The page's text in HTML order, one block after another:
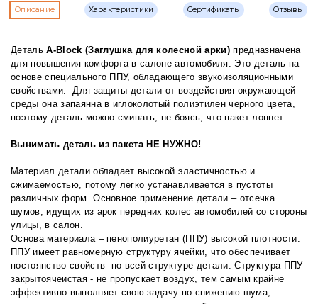
Описание Характеристики Сертификаты Отзывы
ДетальА-Block (Заглушка для колесной арки)предназначена
для повышения комфорта в салоне автомобиля. Это деталь на
основе специального ППУ, обладающего звукоизоляционными
свойствами. Для защиты детали от воздействия окружающей
среды она запаянна в иглоколотый полиэтилен черного цвета,
поэтому деталь можно сминать, не боясь, что пакет лопнет.
Вынимать деталь из пакета НЕ НУЖНО!
Материал детали обладает высокой эластичностью и
сжимаемостью, потому легко устанавливается в пустоты
различных форм. Основное применение детали – отсечка
шумов, идущих из арок передних колес автомобилей со стороны
улицы, в салон.
Основа материала – пенополиуретан (ППУ) высокой плотности.
ППУ имеет равномерную структуру ячейки, что обеспечивает
постоянство свойств по всей структуре детали. Структура ППУ
закрытоячеистая - не пропускает воздух, тем самым крайне
эффективно выполняет свою задачу по снижению шума,